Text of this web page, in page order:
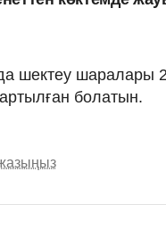
шектеу шаралары
болатын.
жазыңыз